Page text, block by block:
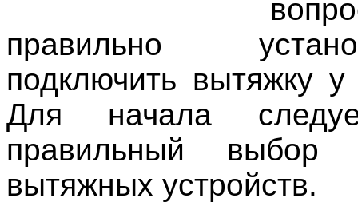
правильно
подключить вытяжку
Для начала
правильный выбор
вытяжных устройств.